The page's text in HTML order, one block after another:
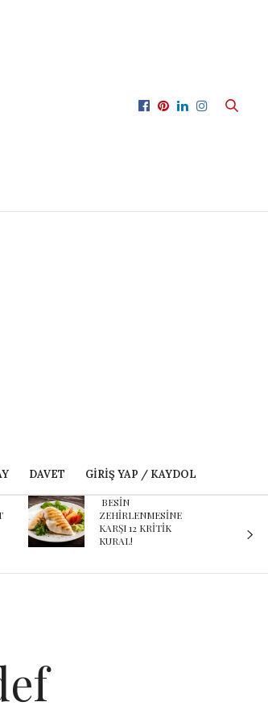
DAVET GIRIŞ YAP / KAYDOL
KRİTİK
davet eden yeni
podcast serisi: Ayşegül